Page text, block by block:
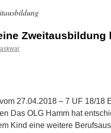
Zweitausbildung
27.04.2018 – 7 UF 18/18
Das OLG Hamm hat
Kind eine weitere